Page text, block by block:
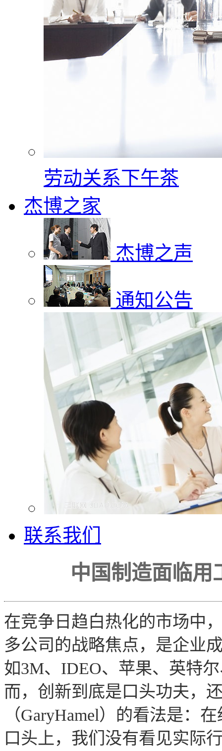
劳动关系下午茶
杰博之家
杰博之声
通知公告
联系我们
中国制造面临用
在竞争日趋白热化的市场中
多公司的战略焦点，是企业
如3M、IDEO、苹果、英特
而，创新到底是口头功夫，
（GaryHamel）的看法是：
口头上，我们没有看见实际